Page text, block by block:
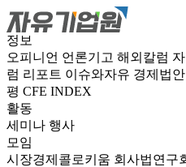
정보
오피니언 언론기고 해외칼럼
럼 리포트 이슈와자유 경제법
평 CFE INDEX
활동
세미나 행사
모임
시장경제콜로키움 회사법연구